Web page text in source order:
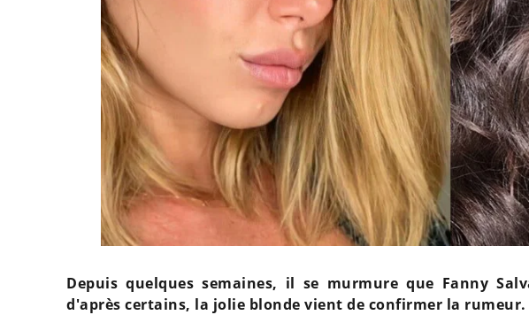
Depuis quelques semaines, il se murmure que Fanny
d'après certains, la jolie blonde vient de confirmer la rumeur.